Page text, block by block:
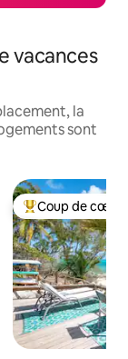
vacances
la
sont
Coup de cœur
Coup de cœur